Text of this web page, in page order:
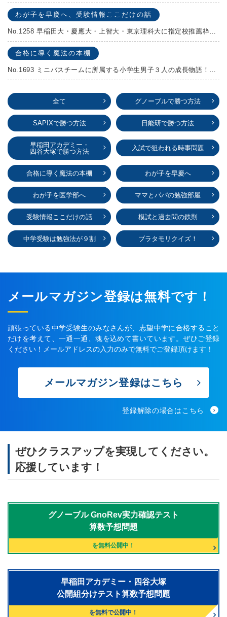
わが子を早慶へ、受験情報ここだけの話
合格に導く魔法の本棚
全て グノーブルで勝つ方法
SAPIXで勝つ方法 日能研で勝つ方法
早稲田アカデミー・
四谷大塚で勝つ方法
入試で狙われる時事問題
合格に導く魔法の本棚 わが子を早慶へ
わが子を医学部へ ママとパパの勉強部屋
受験情報ここだけの話 模試と過去問の鉄則
中学受験は勉強法が９割 ブラタモリクイズ！
メールマガジン登録は無料です！
頑張っている中学受験生のみなさんが、志望中学に合格すること
だけを考えて、一通一通、魂を込めて書いています。ぜひご登録
ください！メールアドレスの入力のみで無料でご登録頂けます！
メールマガジン登録はこちら
登録解除の場合はこちら
ぜひクラスアップを実現してください。
応援しています！
グノーブルGnoRev実力確認テスト
算数予想問題
を無料公開中！
早稲田アカデミー・四谷大塚
公開組分けテスト算数予想問題
を無料で公開中！